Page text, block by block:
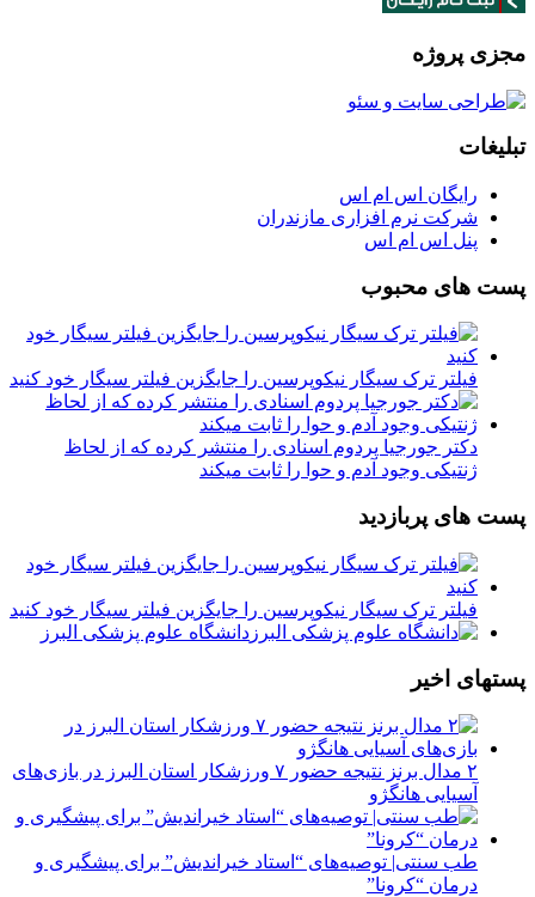
مجزی پروژه
تبلیغات
رایگان اس ام اس
شرکت نرم افزاری مازندران
پنل اس ام اس
پست های محبوب
فیلتر ترک سیگار نیکوپرسین را جایگزین فیلتر سیگار خود کنید
دکتر جورجیا پردوم اسنادی را منتشر کرده که از لحاظ
ژنتیکی وجود آدم و حوا را ثابت میکند
پست های پربازدید
فیلتر ترک سیگار نیکوپرسین را جایگزین فیلتر سیگار خود کنید
دانشگاه علوم پزشکی البرز
پستهای اخیر
۲ مدال برنز نتیجه حضور ۷ ورزشکار استان البرز در بازی‌های
آسیایی هانگژو
طب سنتی| توصیه‌‌های “استاد خیراندیش” برای پیشگیری و
درمان “کرونا”